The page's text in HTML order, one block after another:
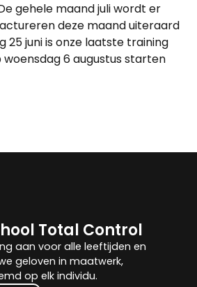
gehele maand juli wordt er
deze maand uiteraard
25 juni is onze laatste training
woensdag 6 augustus starten
Total Control
aan voor alle leeftijden en
geloven in maatwerk,
op elk individu.